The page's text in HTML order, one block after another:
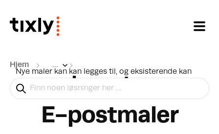
Hjem ...
Layouter
Nye maler kan kan legges til, og eksisterende kan
redigeres når som helst.
E-postmaler